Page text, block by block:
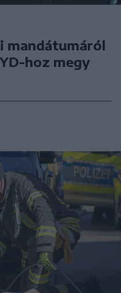
mandátumáról
hoz megy